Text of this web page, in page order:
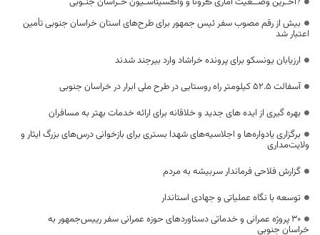
بیش از رقم مصوب سفر ئیس جمهور برای طرح‌های استان خراسان جنوبی تأمین
اعتبار شد
ارزیابان یونسکو برای پرونده خراشاد وارد بیرجند شدند
آسفالت ۵۲.۵ کیلومتر راه روستایی در طرح ملی ابرار در خراسان جنوبی
بهره گیری از ایده های جدید و خلاقانه برای ارائه خدمات بهتر به مسافران
برگزاری یادواره‌ها و اجلاسیه‌های شهدا بستری برای بازخوانی درس‌های بزرگ ایثار و
ولایت‌مداری
گزارش فلاحی فرماندار سربیشه به مردم
توسعه با نگاه عملیاتی و جهادی استاندار
۳۰ پروژه عمرانی و خدماتی دستاوردهای حوزه عمرانی سفر رییس‌جمهور به
خراسان جنوبی